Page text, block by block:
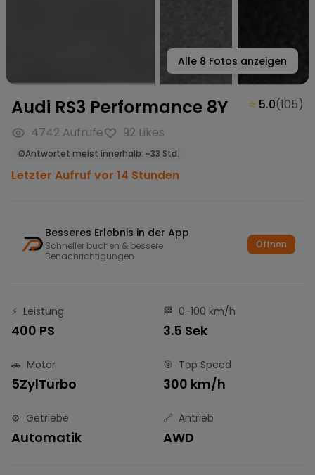
Alle 8 Fotos anzeigen
Audi RS3 Performance 8Y
4742 Aufrufe 92 Likes
ØAntwortet meist innerhalb: ~33 Std.
⭐ 5.0(105)
Letzter Aufruf vor 14 Stunden
Besseres Erlebnis in der App
Schneller buchen & bessere
Benachrichtigungen
Öffnen
⚡ Leistung
400 PS
🏁 0-100 km/h
3.5 Sek
🚗 Motor
5ZylTurbo
🎯 Top Speed
300 km/h
⚙️ Getriebe
Automatik
🔗 Antrieb
AWD